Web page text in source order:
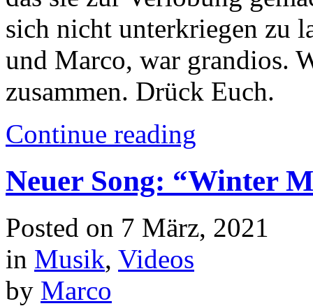
sich nicht unterkriegen zu
und Marco, war grandios.
zusammen. Drück Euch.
Continue reading
Neuer Song: “Winter
Posted on 7 März, 2021
in Musik, Videos
by Marco